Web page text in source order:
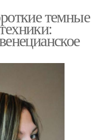
темные